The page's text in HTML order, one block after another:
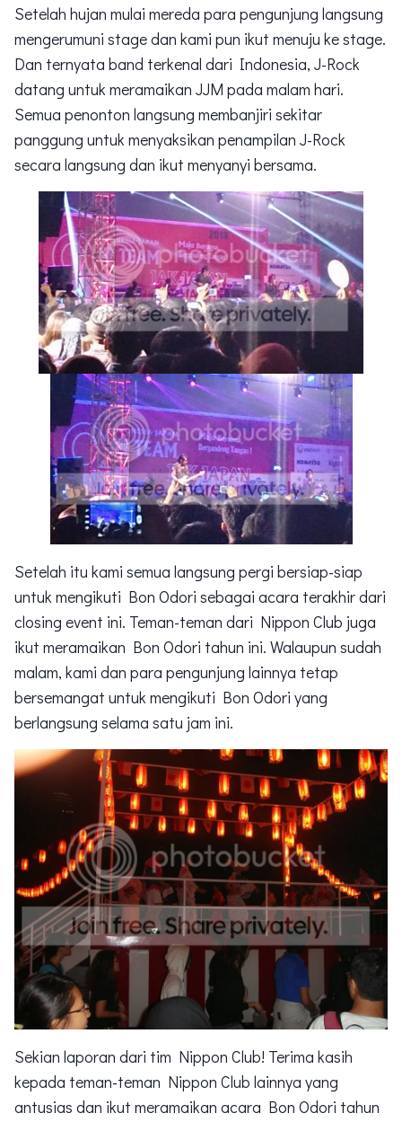
Setelah hujan mulai mereda para pengunjung langsung
mengerumuni stage dan kami pun ikut menuju ke stage.
Dan ternyata band terkenal dari Indonesia, J-Rock
datang untuk meramaikan JJM pada malam hari.
Semua penonton langsung membanjiri sekitar
panggung untuk menyaksikan penampilan J-Rock
secara langsung dan ikut menyanyi bersama.
Setelah itu kami semua langsung pergi bersiap-siap
untuk mengikuti Bon Odori sebagai acara terakhir dari
closing event ini. Teman-teman dari Nippon Club juga
ikut meramaikan Bon Odori tahun ini. Walaupun sudah
malam, kami dan para pengunjung lainnya tetap
bersemangat untuk mengikuti Bon Odori yang
berlangsung selama satu jam ini.
Sekian laporan dari tim Nippon Club! Terima kasih
kepada teman-teman Nippon Club lainnya yang
antusias dan ikut meramaikan acara Bon Odori tahun